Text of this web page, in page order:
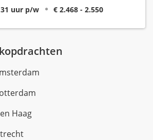
uur p/w € 2.468 - 2.550
Haag